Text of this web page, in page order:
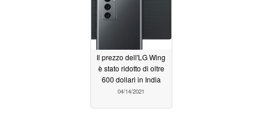
Il prezzo dell'LG Wing
è stato ridotto di oltre
600 dollari in India
04/14/2021